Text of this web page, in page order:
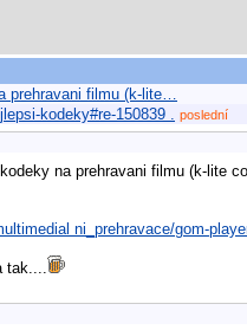
prehravani filmu (k-lite…
kodeky#re-150839 . poslední
kodeky na prehravani filmu (k-lite
ni_prehravace/gom-